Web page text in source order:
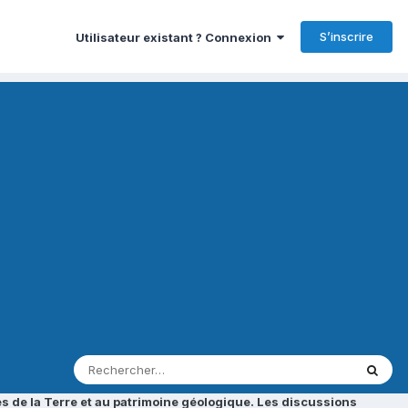
Utilisateur existant ? Connexion S’inscrire
de la Terre et au patrimoine géologique. Les discussions